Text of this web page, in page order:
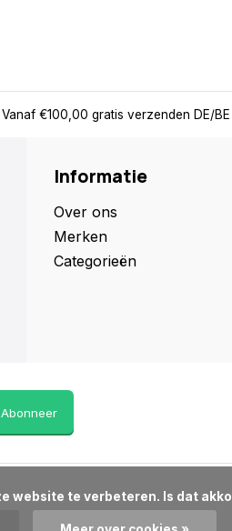
Vanaf €100,00 gratis verzenden DE/BE
Informatie
Over ons
Merken
Categorieën
Abonneer